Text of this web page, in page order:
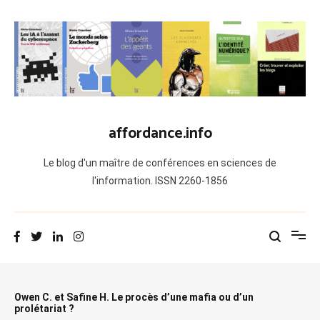
contenu
affordance.info
Le blog d'un maître de conférences en sciences de
l'information. ISSN 2260-1856
Owen C. et Safine H. Le procès d’une mafia ou d’un
prolétariat ?